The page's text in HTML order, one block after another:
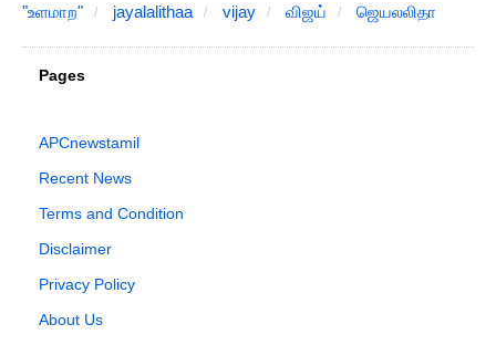
"உளமாற" jayalalithaa vijay விஜய் ஜெயலலிதா
Pages
APCnewstamil
Recent News
Terms and Condition
Disclaimer
Privacy Policy
About Us